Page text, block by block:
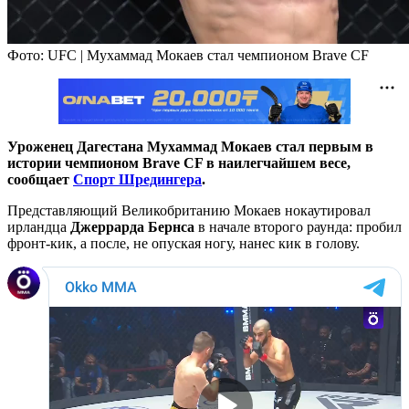
Фото: UFC | Мухаммад Мокаев стал чемпионом Brave CF
Уроженец Дагестана Мухаммад Мокаев стал первым в
истории чемпионом Brave СF в наилегчайшем весе,
сообщает Спорт Шредингера.
Представляющий Великобританию Мокаев нокаутировал
ирландца Джеррарда Бернса в начале второго раунда: пробил
фронт-кик, а после, не опуская ногу, нанес кик в голову.